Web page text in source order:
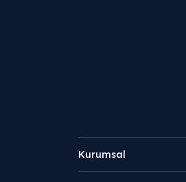
Kurumsal